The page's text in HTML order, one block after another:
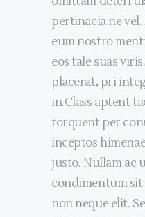
pertinacia ne
eum nostro
eos tale suas
placerat, pri
in.Class aptent
torquent per
inceptos
justo. Nullam ac
condimentum sit
non neque elit.